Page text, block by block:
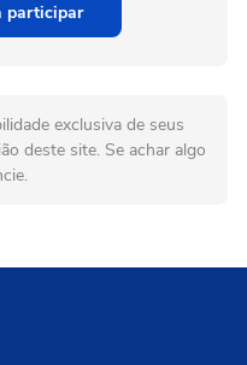
participar
exclusiva de seus
deste site. Se achar algo